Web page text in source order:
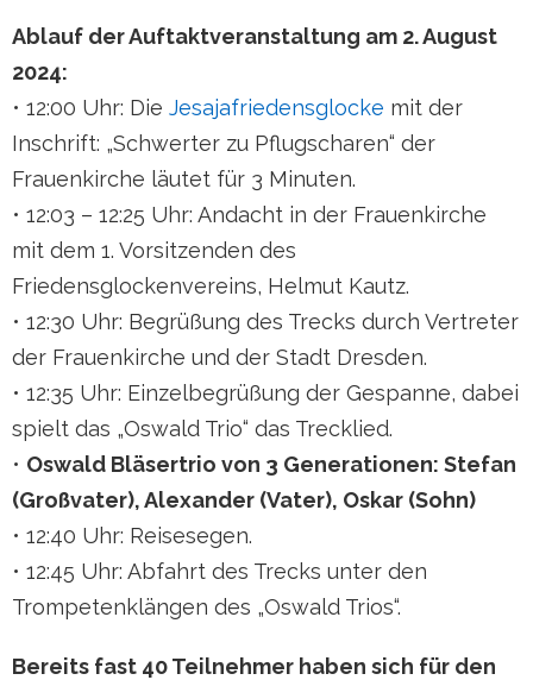
Ablauf der Auftaktveranstaltung am 2. August
2024:
• 12:00 Uhr: Die Jesajafriedensglocke mit der
Inschrift: „Schwerter zu Pflugscharen“ der
Frauenkirche läutet für 3 Minuten.
• 12:03 – 12:25 Uhr: Andacht in der Frauenkirche
mit dem 1. Vorsitzenden des
Friedensglockenvereins, Helmut Kautz.
• 12:30 Uhr: Begrüßung des Trecks durch Vertreter
der Frauenkirche und der Stadt Dresden.
• 12:35 Uhr: Einzelbegrüßung der Gespanne, dabei
spielt das „Oswald Trio“ das Trecklied.
• Oswald Bläsertrio von 3 Generationen: Stefan
(Großvater), Alexander (Vater), Oskar (Sohn)
• 12:40 Uhr: Reisesegen.
• 12:45 Uhr: Abfahrt des Trecks unter den
Trompetenklängen des „Oswald Trios“.
Bereits fast 40 Teilnehmer haben sich für den